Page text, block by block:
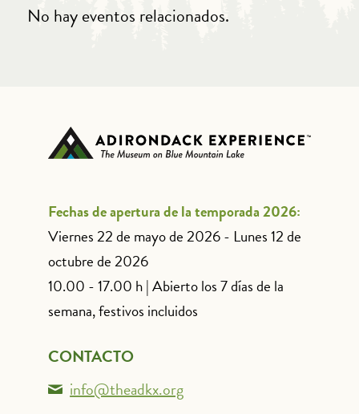
No hay eventos relacionados.
Fechas de apertura de la temporada 2026:
Viernes 22 de mayo de 2026 - Lunes 12 de
octubre de 2026
10.00 - 17.00 h | Abierto los 7 días de la
semana, festivos incluidos
CONTACTO
info@theadkx.org